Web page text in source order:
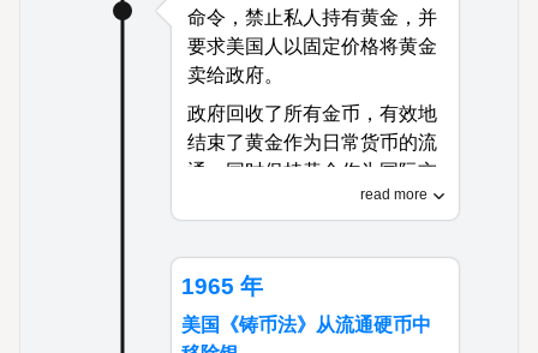
命令，禁止私人持有黄金，并
要求美国人以固定价格将黄金
卖给政府。
政府回收了所有金币，有效地
结束了黄金作为日常货币的流
通，同时保持黄金作为国际交
通货紧缩，标志着贵金属在美
国直接作为日常货币流通时代
read more
1965 年
美国《铸币法》从流通硬币中